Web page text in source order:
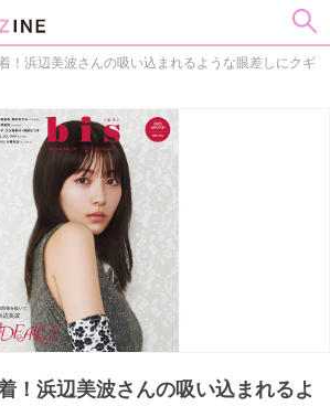
！浜辺美波さんの吸い込まれるような眼差しにクギ
！浜辺美波さんの吸い込まれるよ